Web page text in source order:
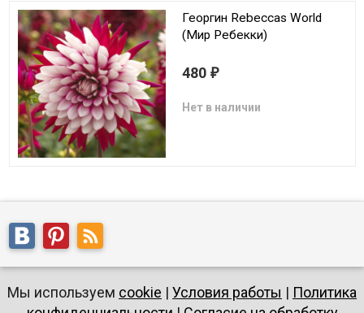
Георгин Rebeccas World
(Мир Ребекки)
480 ₽
Нет в наличии
Мы используем cookie | Условия работы | Политика